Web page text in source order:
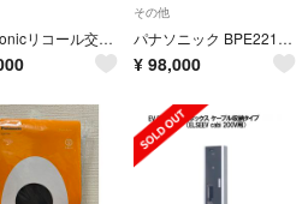
Panasonicリコール交換バッテリー NKY513B02B 充電器セット美品
その他
パナソニック BPE221ETCH オプション1.2.3.4付 充電用ボックス
¥ 98,000